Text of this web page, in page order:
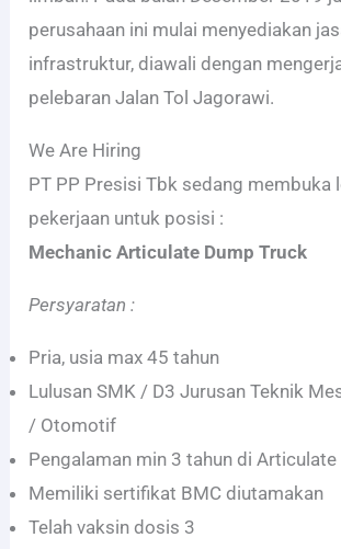
perusahaan ini mulai menyediakan
infrastruktur, diawali dengan
pelebaran Jalan Tol Jagorawi.
We Are Hiring
PT PP Presisi Tbk sedang membuka
pekerjaan untuk posisi :
Mechanic Articulate Dump Truck
Persyaratan :
Pria, usia max 45 tahun
Lulusan SMK / D3 Jurusan Teknik
/ Otomotif
Pengalaman min 3 tahun di
Memiliki sertifikat BMC diutamakan
Telah vaksin dosis 3